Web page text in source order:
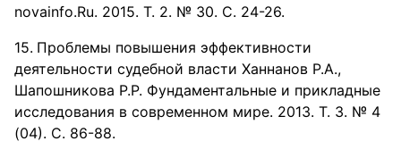
novainfo.Ru. 2015. Т. 2. № 30. С. 24-26.
Проблемы повышения эффективности
деятельности судебной власти Ханнанов Р.А.,
Шапошникова Р.Р. Фундаментальные и прикладные
исследования в современном мире. 2013. Т. 3. № 4
(04). С. 86-88.